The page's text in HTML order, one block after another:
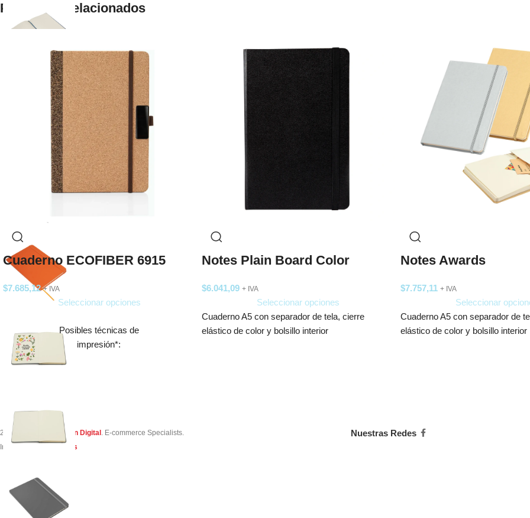
Productos relacionados
Cuaderno ECOFIBER 6915
$7.685,12 + IVA
Seleccionar opciones
Posibles técnicas de
impresión*:
*Resultado sujeto a la experiencia del impresor.
Notes Plain Board Color
$6.041,09 + IVA
Seleccionar opciones
Cuaderno A5 con separador de tela, cierre
elástico de color y bolsillo interior
Notes Awards
$7.757,11 + IVA
Seleccionar
Cuaderno A5 con separador de
elástico de color y bolsillo interior
2023 Creado por Simon Digital . E-commerce Specialists.
Integrado por
TuVendes
Nuestras Redes